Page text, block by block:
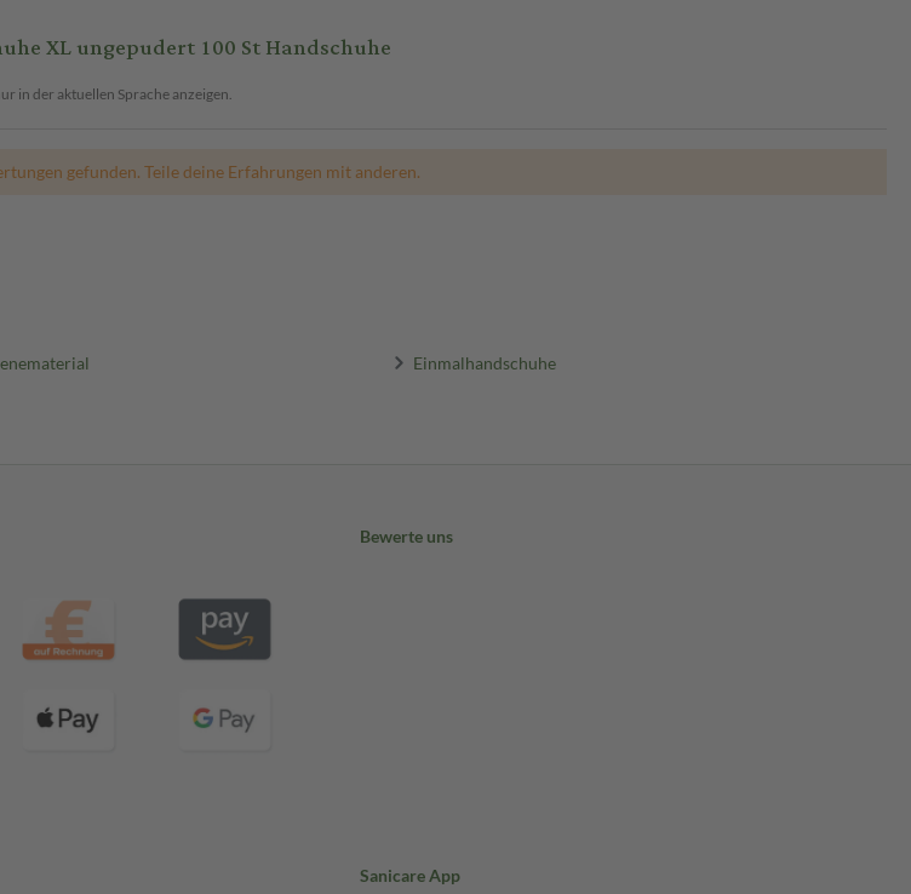
XL ungepudert 100 St Handschuhe
in der aktuellen Sprache anzeigen.
gefunden. Teile deine Erfahrungen mit anderen.
Einmalhandschuhe
Bewerte uns
Sanicare App